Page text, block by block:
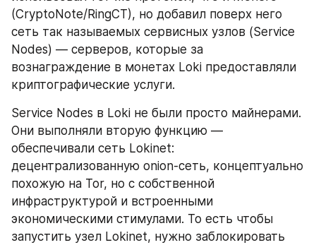
(CryptoNote/RingCT), но добавил поверх него
сеть так называемых сервисных узлов (Service
Nodes) — серверов, которые за
вознаграждение в монетах Loki предоставляли
криптографические услуги.
Service Nodes в Loki не были просто майнерами.
Они выполняли вторую функцию —
обеспечивали сеть Lokinet:
децентрализованную onion-сеть, концептуально
похожую на Tor, но с собственной
инфраструктурой и встроенными
экономическими стимулами. То есть чтобы
запустить узел Lokinet, нужно заблокировать